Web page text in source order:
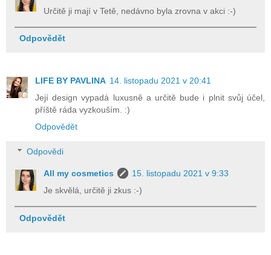
Určitě ji mají v Tetě, nedávno byla zrovna v akci :-)
Odpovědět
LIFE BY PAVLINA 14. listopadu 2021 v 20:41
Její design vypadá luxusně a určitě bude i plnit svůj účel,
příště ráda vyzkouším. :)
Odpovědět
Odpovědi
All my cosmetics
15. listopadu 2021 v 9:33
Je skvělá, určitě ji zkus :-)
Odpovědět